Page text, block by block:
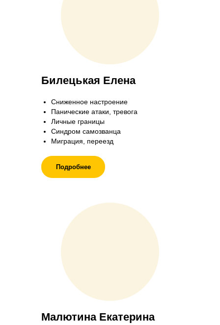
Билецькая Елена
Сниженное настроение
Панические атаки, тревога
Личные границы
Синдром самозванца
Миграция, переезд
Подробнее
Малютина Екатерина